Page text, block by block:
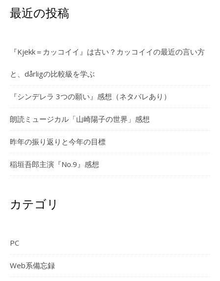
最近の投稿
『Kjekk＝カッコイイ』は古い？カッコイイの最近の言い方
と、dårligの比較級を学ぶ
『シンデレラ 3つの願い』感想（ネタバレあり）
朗読ミュージカル「山崎陽子の世界」感想
昨年の振り返りと今年の目標
稲垣吾郎主演『No.9』感想
カテゴリ
PC
Web系備忘録